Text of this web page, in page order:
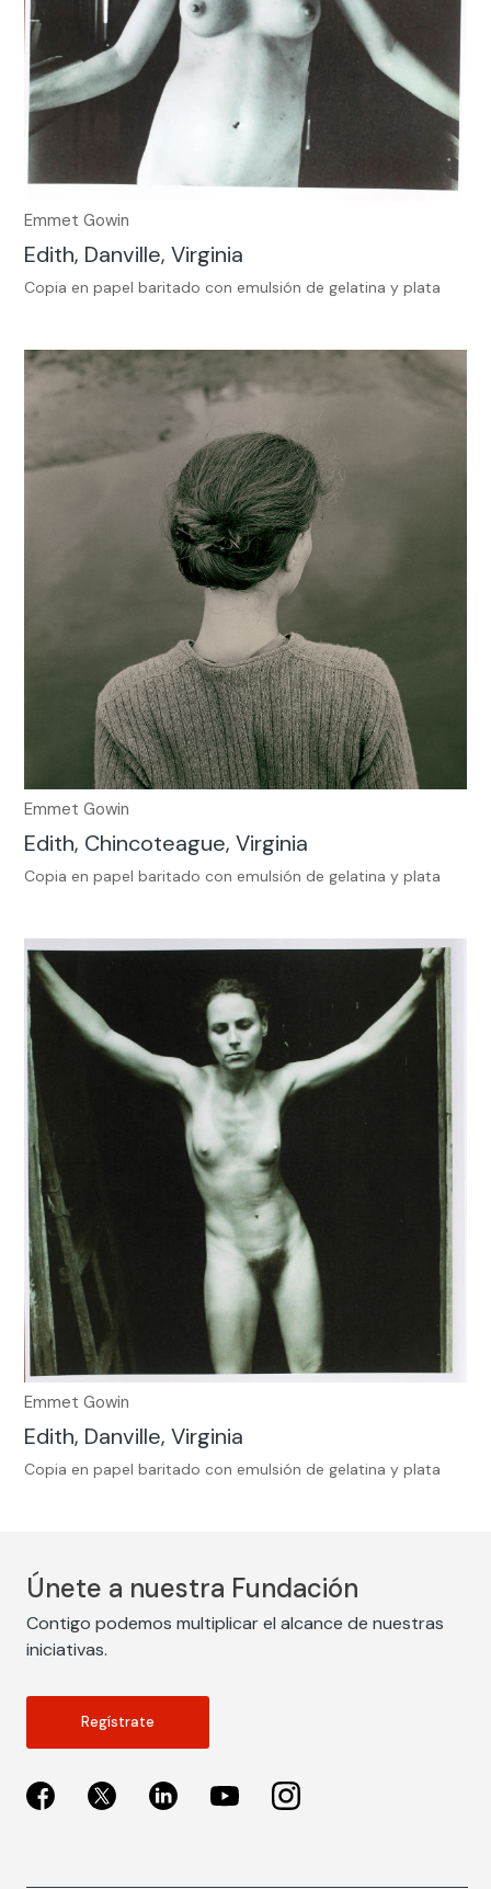
Emmet Gowin
Edith, Danville, Virginia
Copia en papel baritado con emulsión de gelatina y plata
Emmet Gowin
Edith, Chincoteague, Virginia
Copia en papel baritado con emulsión de gelatina y plata
Emmet Gowin
Edith, Danville, Virginia
Copia en papel baritado con emulsión de gelatina y plata
Únete a nuestra Fundación
Contigo podemos multiplicar el alcance de nuestras
iniciativas.
Regístrate